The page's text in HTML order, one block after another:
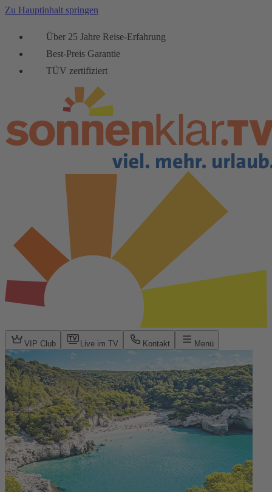
Zu Hauptinhalt springen
Über 25 Jahre Reise-Erfahrung
Best-Preis Garantie
TÜV zertifiziert
VIP Club Live im TV Kontakt Menü